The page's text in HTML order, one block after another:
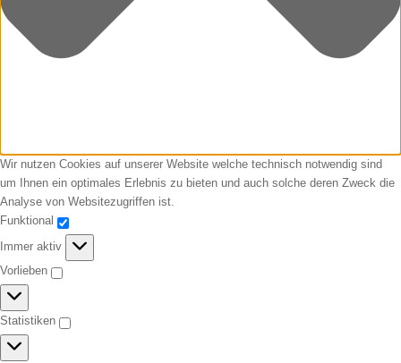
Wir nutzen Cookies auf unserer Website welche technisch notwendig sind
um Ihnen ein optimales Erlebnis zu bieten und auch solche deren Zweck die
Analyse von Websitezugriffen ist.
Funktional
Funktional
Immer aktiv
Vorlieben
Vorlieben
Statistiken
Statistiken